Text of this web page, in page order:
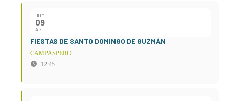
DOM
09
AG
FIESTAS DE SANTO DOMINGO DE GUZMÁN
CAMPASPERO
12:45